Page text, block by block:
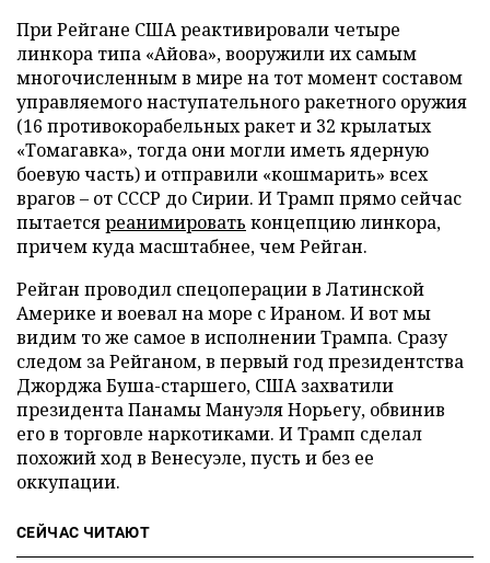
При Рейгане США реактивировали четыре
линкора типа «Айова», вооружили их самым
многочисленным в мире на тот момент составом
управляемого наступательного ракетного оружия
(16 противокорабельных ракет и 32 крылатых
«Томагавка», тогда они могли иметь ядерную
боевую часть) и отправили «кошмарить» всех
врагов – от СССР до Сирии. И Трамп прямо сейчас
пытаетсяреанимировать концепцию линкора,
причем куда масштабнее, чем Рейган.
Рейган проводил спецоперации в Латинской
Америке и воевал на море с Ираном. И вот мы
видим то же самое в исполнении Трампа. Сразу
следом за Рейганом, в первый год президентства
Джорджа Буша-старшего, США захватили
президента Панамы Мануэля Норьегу, обвинив
его в торговле наркотиками. И Трамп сделал
похожий ход в Венесуэле, пусть и без ее
оккупации.
СЕЙЧАС ЧИТАЮТ